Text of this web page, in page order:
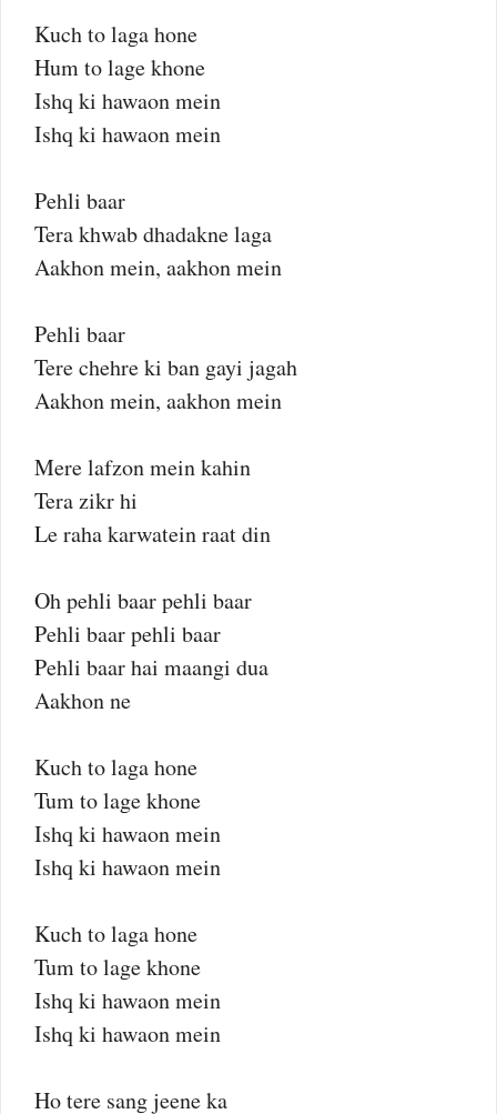
Kuch to laga hone
Hum to lage khone
Ishq ki hawaon mein
Ishq ki hawaon mein
Pehli baar
Tera khwab dhadakne laga
Aakhon mein, aakhon mein
Pehli baar
Tere chehre ki ban gayi jagah
Aakhon mein, aakhon mein
Mere lafzon mein kahin
Tera zikr hi
Le raha karwatein raat din
Oh pehli baar pehli baar
Pehli baar pehli baar
Pehli baar hai maangi dua
Aakhon ne
Kuch to laga hone
Tum to lage khone
Ishq ki hawaon mein
Ishq ki hawaon mein
Kuch to laga hone
Tum to lage khone
Ishq ki hawaon mein
Ishq ki hawaon mein
Ho tere sang jeene ka